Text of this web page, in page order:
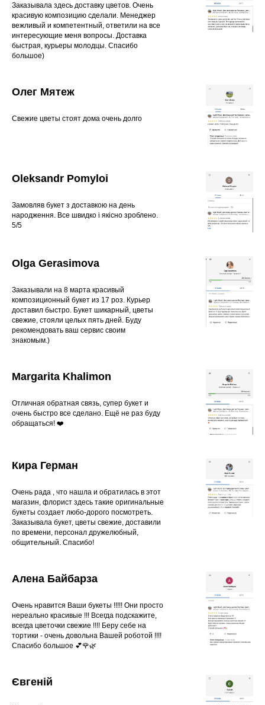
Заказывала здесь доставку цветов. Очень
красивую композицию сделали. Менеджер
вежливый и компетентный, ответили на все
интересующие меня вопросы. Доставка
быстрая, курьеры молодцы. Спасибо
большое)
Олег Мятеж
Свежие цветы стоят дома очень долго
Oleksandr Pomyloi
Замовляв букет з доставкою на день
народження. Все швидко і якісно зроблено.
5/5
Olga Gerasimova
Заказывали на 8 марта красивый
композиционный букет из 17 роз. Курьер
доставил быстро. Букет шикарный, цветы
свежие, стояли целых пять дней. Буду
рекомендовать ваш сервис своим
знакомым.)
Margarita Khalimon
Отличная обратная связь, супер букет и
очень быстро все сделано. Ещё не раз буду
обращаться! ❤️
Кира Герман
Очень рада , что нашла и обратилась в этот
магазин, флорист здесь такие оригинальные
букеты создает любо-дорого посмотреть.
Заказывала букет, цветы свежие, доставили
по времени, персонал дружелюбный,
общительный. Спасибо!
Алена Байбарза
Очень нравится Ваши букеты !!!!! Они просто
нереально красивые !!! Всегда подскажите,
всегда цветочки свежие !!!! Беру себе на
тортики - очень довольна Вашей роботой !!!!
Спасибо большое 💕🌹🌿
Євгеній